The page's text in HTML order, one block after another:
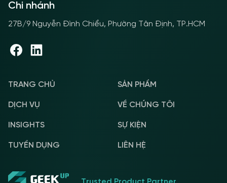
Chi nhánh
27B/9 Nguyễn Đình Chiểu, Phường Tân Định, TP.HCM
TRANG CHỦ SẢN PHẨM
DỊCH VỤ VỀ CHÚNG TÔI
INSIGHTS SỰ KIỆN
TUYỂN DỤNG LIÊN HỆ